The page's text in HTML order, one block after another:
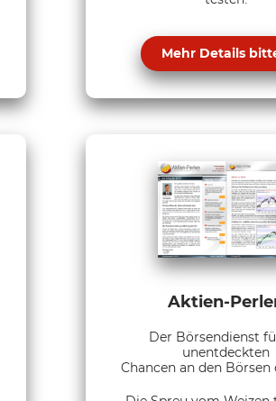
Mehr Details
Aktien-
Der Börsendienst
unentdeckten
Chancen an den Börsen